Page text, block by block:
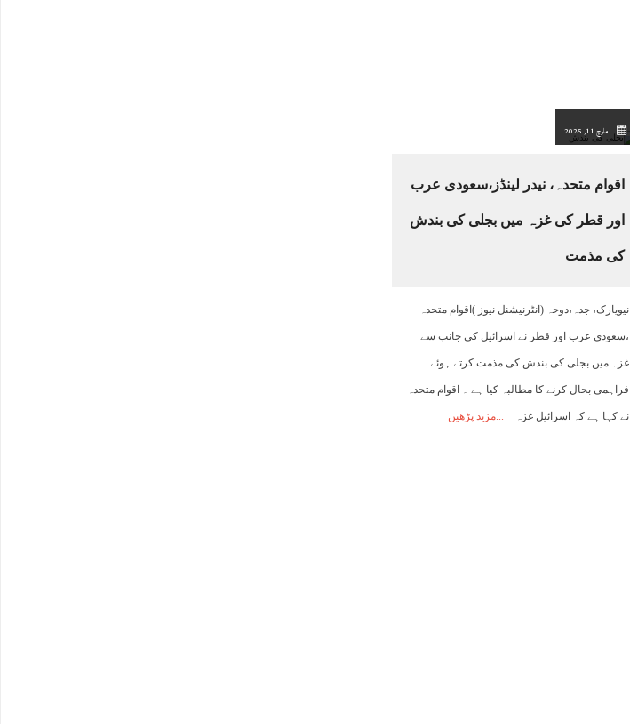
مارچ 11, 2025
اقوام متحدہ، نیدر لینڈز،سعودی عرب
اور قطر کی غزہ میں بجلی کی بندش
کی مذمت
نیویارک، جدہ،دوحہ (انٹرنیشنل نیوز )اقوام متحدہ
،سعودی عرب اور قطر نے اسرائیل کی جانب سے
غزہ میں بجلی کی بندش کی مذمت کرتے ہوئے
فراہمی بحال کرنے کا مطالبہ کیا ہے ۔ اقوام متحدہ
نے کہا ہے کہ اسرائیل غزہ مزید پڑھیں